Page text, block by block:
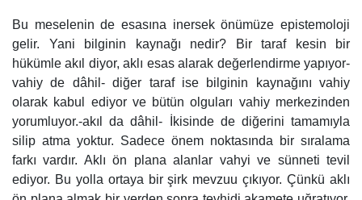
Bu meselenin de esasına inersek önümüze epistemoloji
gelir. Yani bilginin kaynağı nedir? Bir taraf kesin bir
hükümle akıl diyor, aklı esas alarak değerlendirme yapıyor-
vahiy de dâhil- diğer taraf ise bilginin kaynağını vahiy
olarak kabul ediyor ve bütün olguları vahiy merkezinden
yorumluyor.-akıl da dâhil- İkisinde de diğerini tamamıyla
silip atma yoktur. Sadece önem noktasında bir sıralama
farkı vardır. Aklı ön plana alanlar vahyi ve sünneti tevil
ediyor. Bu yolla ortaya bir şirk mevzuu çıkıyor. Çünkü aklı